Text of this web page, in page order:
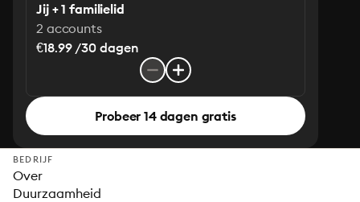
Jij + 1 familielid
2 accounts
€18.99 /30 dagen
Probeer 14 dagen gratis
BEDRIJF
Over
Duurzaamheid